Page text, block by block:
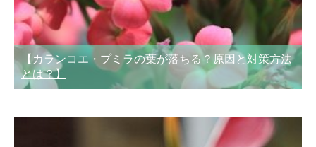
【カランコエ・プミラの葉が落ちる？原因と対策方法
とは？】